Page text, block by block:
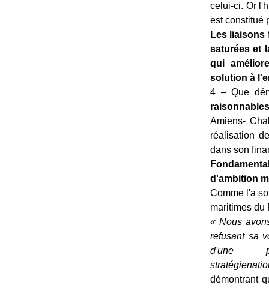
celui-ci. Or
est constitué
Les liaisons
saturées et
qui
solution à
4 – Que
Amiens-
réalisation
dans son
d'ambition
Comme l'a
maritimes du
« Nous
refusant sa
d'une
stratégie
démontrant